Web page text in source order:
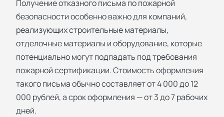
Получениеотказного письма по пожарной
безопасностиособенно важно для компаний,
реализующих строительные материалы,
отделочные материалы и оборудование, которые
потенциально могут подпадать под требования
пожарной сертификации. Стоимость оформления
такого письма обычно составляет от 4 000 до 12
000 рублей, а срок оформления — от 3 до 7 рабочих
дней.